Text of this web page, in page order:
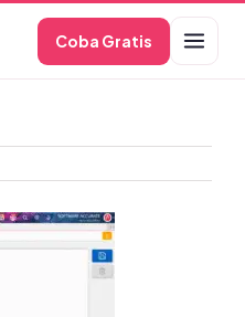
Coba Gratis